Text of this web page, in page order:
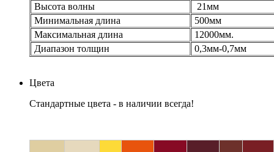
Высота волны
21мм
Минимальная длина
500мм
Максимальная длина
12000мм.
Диапазон толщин
0,3мм-0,7мм
Цвета
Стандартные цвета - в наличии всегда!